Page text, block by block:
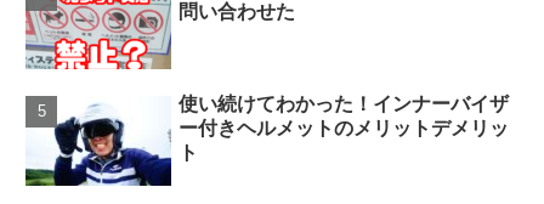
問い合わせた
使い続けてわかった！インナーバイザ
ー付きヘルメットのメリットデメリッ
ト